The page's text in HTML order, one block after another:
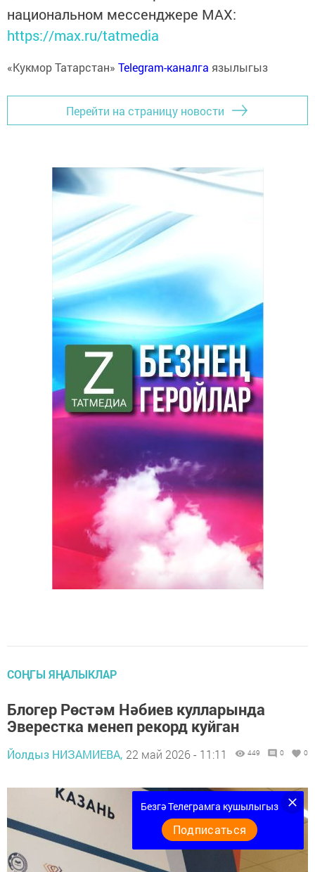
национальном мессенджере MАХ:
https://max.ru/tatmedia
«Кукмор Татарстан» Telegram-каналга язылыгыз
Перейти на страницу новости
СОҢГЫ ЯҢАЛЫКЛАР
Блогер Рөстәм Нәбиев кулларында
Эверестка менеп рекорд куйган
Йолдыз НИЗАМИЕВА, 22 май 2026 - 11:11 449 0 0
Безгә Телеграмга кушылыгыз
Подписаться